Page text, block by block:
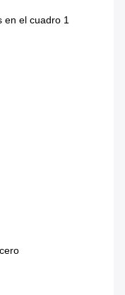
en el cuadro 1